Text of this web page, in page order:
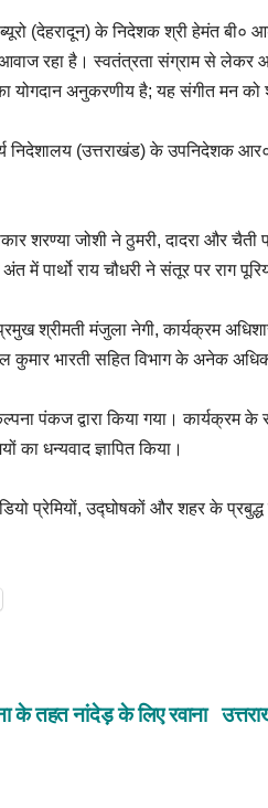
(देहरादून) के निदेशक श्री हेमंत
रहा है। स्वतंत्रता संग्राम से लेकर
योगदान अनुकरणीय है; यह संगीत मन को
निदेशालय (उत्तराखंड) के उपनिदेशक
शरण्या जोशी ने ठुमरी, दादरा और
में पार्थो राय चौधरी ने संतूर पर राग
श्रीमती मंजुला नेगी, कार्यक्रम
भारती सहित विभाग के अनेक
पंकज द्वारा किया गया। कार्यक्रम
का धन्यवाद ज्ञापित किया।
प्रेमियों, उद्घोषकों और शहर के प्रबुद्ध
के तहत नांदेड़ के लिए रवाना